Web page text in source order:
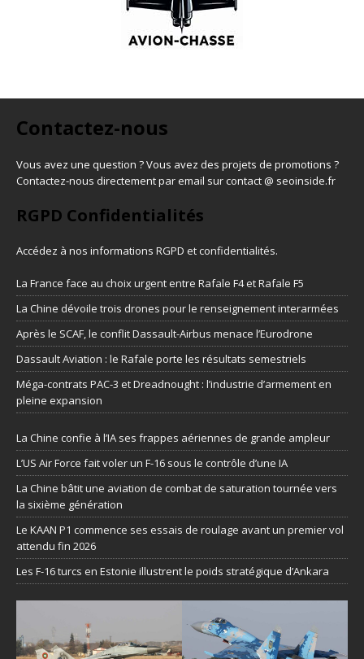
Contactez-nous
Vous avez une question ? Vous avez des projets de promotions ?
Contactez-nous directement par email sur contact @ seoinside.fr
RGPD Confidentialités
Accédez à nos informations RGPD et confidentialités.
La France face au choix urgent entre Rafale F4 et Rafale F5
La Chine dévoile trois drones pour le renseignement interarmées
Après le SCAF, le conflit Dassault-Airbus menace l’Eurodrone
Dassault Aviation : le Rafale porte les résultats semestriels
Méga-contrats PAC-3 et Dreadnought : l’industrie d’armement en
pleine expansion
La Chine confie à l’IA ses frappes aériennes de grande ampleur
L’US Air Force fait voler un F-16 sous le contrôle d’une IA
La Chine bâtit une aviation de combat de saturation tournée vers
la sixième génération
Le KAAN P1 commence ses essais de roulage avant un premier vol
attendu fin 2026
Les F-16 turcs en Estonie illustrent le poids stratégique d’Ankara